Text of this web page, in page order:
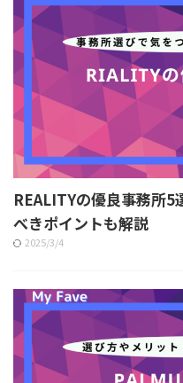
REALITYの優良事務所5
べきポイントも解説
2025/3/4